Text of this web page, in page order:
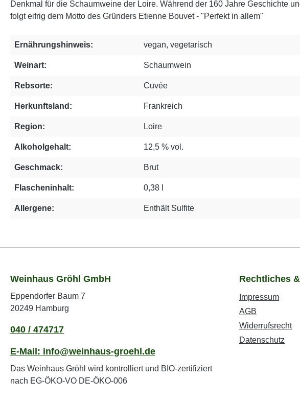
Denkmal für die Schaumweine der Loire. Während der 160 Jahre Geschichte
folgt eifrig dem Motto des Gründers Etienne Bouvet - "Perfekt in allem"
Ernährungshinweis: vegan, vegetarisch
Weinart: Schaumwein
Rebsorte: Cuvée
Herkunftsland: Frankreich
Region: Loire
Alkoholgehalt: 12,5 % vol.
Geschmack: Brut
Flascheninhalt: 0,38 l
Allergene: Enthält Sulfite
Weinhaus Gröhl GmbH
Eppendorfer Baum 7
20249 Hamburg
040 / 474717
E-Mail: info@weinhaus-groehl.de
Das Weinhaus Gröhl wird kontrolliert und BIO-zertifiziert
nach EG-ÖKO-VO DE-ÖKO-006
Rechtliches
Impressum
AGB
Widerrufsrecht
Datenschutz